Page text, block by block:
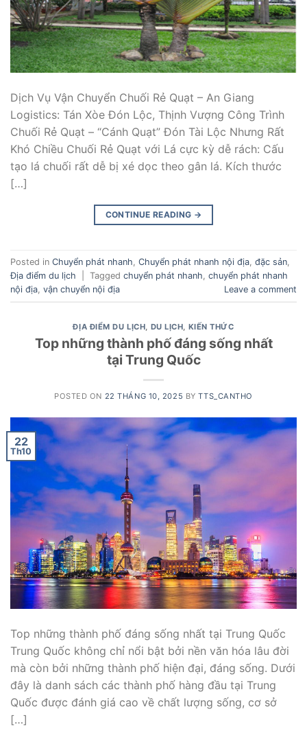
Dịch Vụ Vận Chuyển Chuối Rẻ Quạt – An Giang
Logistics: Tán Xòe Đón Lộc, Thịnh Vượng Công Trình
Chuối Rẻ Quạt – “Cánh Quạt” Đón Tài Lộc Nhưng Rất
Khó Chiều Chuối Rẻ Quạt với Lá cực kỳ dễ rách: Cấu
tạo lá chuối rất dễ bị xé dọc theo gân lá. Kích thước
[…]
CONTINUE READING →
Posted in Chuyển phát nhanh Chuyển phát nhanh nội địa đặc sản
Địa điểm du lịch
Tagged chuyển phát nhanh chuyển phát nhanh
nội địa vận chuyển nội địa Leave a comment
ĐỊA ĐIỂM DU LỊCH, DU LỊCH, KIẾN THỨC
Top những thành phố đáng sống nhất
tại Trung Quốc
POSTED ON 22 THÁNG 10, 2025 BYTTS_CANTHO
22
Th10
Top những thành phố đáng sống nhất tại Trung Quốc
Trung Quốc không chỉ nổi bật bởi nền văn hóa lâu đời
mà còn bởi những thành phố hiện đại, đáng sống. Dưới
đây là danh sách các thành phố hàng đầu tại Trung
Quốc được đánh giá cao về chất lượng sống, cơ sở
[…]